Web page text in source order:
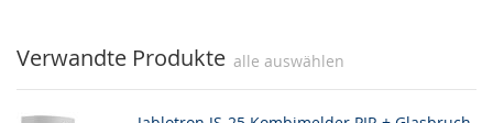
Verwandte Produkte alle auswählen